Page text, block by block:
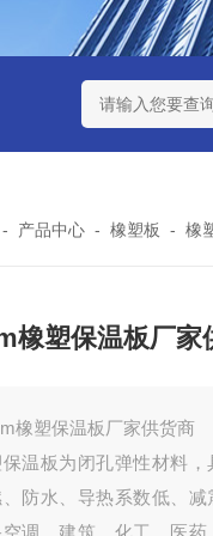
产品中心 - 橡塑板 - 橡
橡塑保温板厂家
橡塑保温板厂家供货商
温板为闭孔弹性材料，
防水、导热系数低、
调、建筑、化工、医